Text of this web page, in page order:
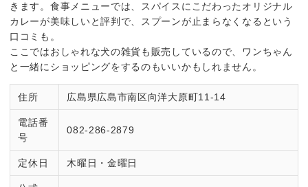
きます。食事メニューでは、スパイスにこだわったオリジナル
カレーが美味しいと評判で、スプーンが止まらなくなるという
口コミも。
ここではおしゃれな犬の雑貨も販売しているので、ワンちゃん
と一緒にショッピングをするのもいいかもしれません。
住所 広島県広島市南区向洋大原町11-14
電話番
号
082-286-2879
定休日 木曜日・金曜日